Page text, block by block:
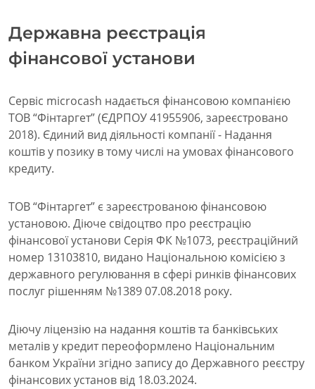
Державна реєстрація
фінансової установи
Сервіс microcash надається фінансовою компанією
ТОВ “Фінтаргет” (ЄДРПОУ 41955906, зареєстровано
2018). Єдиний вид діяльності компанії - Надання
коштів у позику в тому числі на умовах фінансового
кредиту.
ТОВ “Фінтаргет” є зареєстрованою фінансовою
установою. Діюче свідоцтво про реєстрацію
фінансової установи Серія ФК №1073, реєстраційний
номер 13103810, видано Національною комісією з
державного регулювання в сфері ринків фінансових
послуг рішенням №1389 07.08.2018 року.
Діючу ліцензію на надання коштів та банківських
металів у кредит переоформлено Національним
банком України згідно запису до Державного реєстру
фінансових установ від 18.03.2024.